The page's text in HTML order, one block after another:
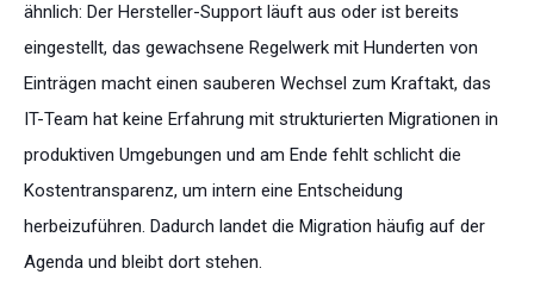
ähnlich: Der Hersteller-Support läuft aus oder ist bereits
eingestellt, das gewachsene Regelwerk mit Hunderten von
Einträgen macht einen sauberen Wechsel zum Kraftakt, das
IT-Team hat keine Erfahrung mit strukturierten Migrationen in
produktiven Umgebungen und am Ende fehlt schlicht die
Kostentransparenz, um intern eine Entscheidung
herbeizuführen. Dadurch landet die Migration häufig auf der
Agenda und bleibt dort stehen.